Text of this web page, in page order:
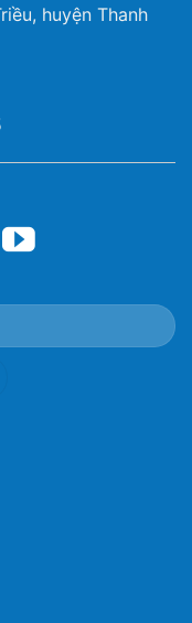
huyện Thanh